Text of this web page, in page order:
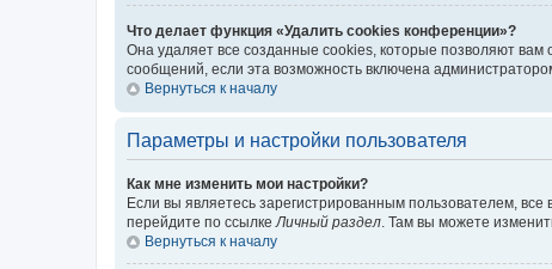
Что делает функция «Удалить cookies конференции»?
Она удаляет все созданные cookies, которые позволяют вам
сообщений, если эта возможность включена
Вернуться к началу
Параметры и настройки пользователя
Как мне изменить мои настройки?
Если вы являетесь зарегистрированным пользователем,
перейдите по ссылке Личный раздел . Там вы можете
Вернуться к началу